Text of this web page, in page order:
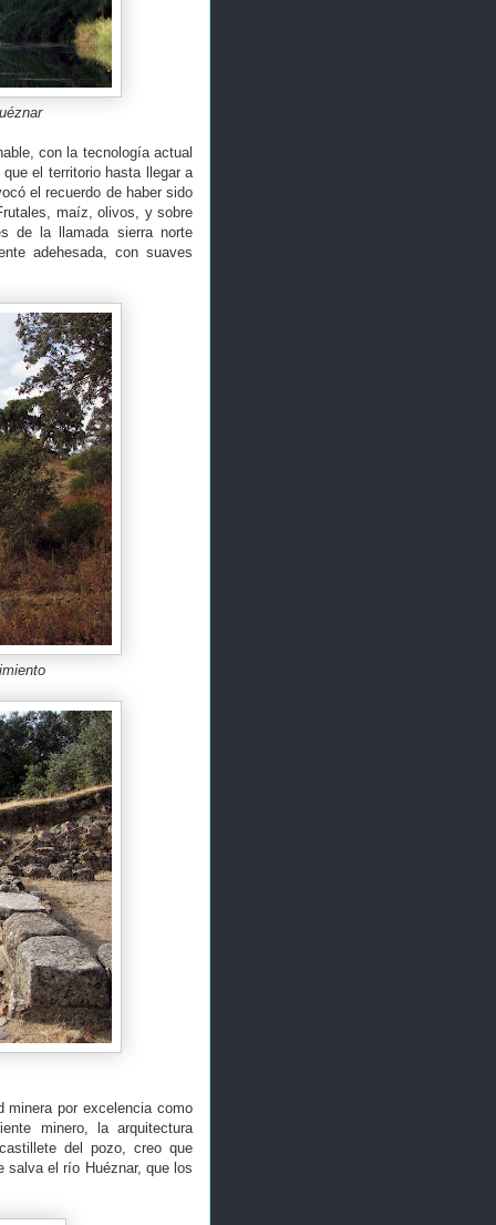
con la tecnología actual
el territorio hasta llegar a
el recuerdo de haber sido
maíz, olivos, y sobre
de la llamada sierra norte
adehesada, con suaves
minera por excelencia como
minero, la arquitectura
del pozo, creo que
salva el río Huéznar, que los